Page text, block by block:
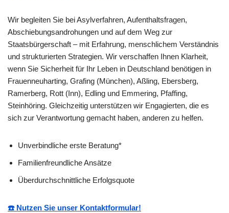
Wir begleiten Sie bei Asylverfahren, Aufenthaltsfragen,
Abschiebungsandrohungen und auf dem Weg zur
Staatsbürgerschaft – mit Erfahrung, menschlichem Verständnis
und strukturierten Strategien. Wir verschaffen Ihnen Klarheit,
wenn Sie Sicherheit für Ihr Leben in Deutschland benötigen in
Frauenneuharting, Grafing (München), Aßling, Ebersberg,
Ramerberg, Rott (Inn), Edling und Emmering, Pfaffing,
Steinhöring. Gleichzeitig unterstützen wir Engagierten, die es
sich zur Verantwortung gemacht haben, anderen zu helfen.
Unverbindliche erste Beratung*
Familienfreundliche Ansätze
Überdurchschnittliche Erfolgsquote
☎️ Nutzen Sie unser Kontaktformular!